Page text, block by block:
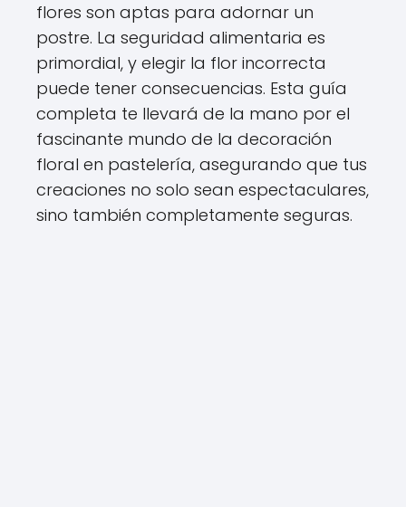
flores son aptas para adornar un
postre. La seguridad alimentaria es
primordial, y elegir la flor incorrecta
puede tener consecuencias. Esta guía
completa te llevará de la mano por el
fascinante mundo de la decoración
floral en pastelería, asegurando que tus
creaciones no solo sean espectaculares,
sino también completamente seguras.